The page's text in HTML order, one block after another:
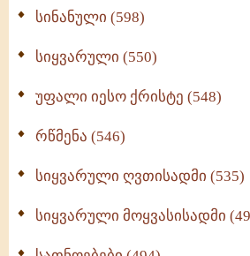
სინანული (598)
სიყვარული (550)
უფალი იესო ქრისტე (548)
რწმენა (546)
სიყვარული ღვთისადმი (535)
სიყვარული მოყვასისადმი